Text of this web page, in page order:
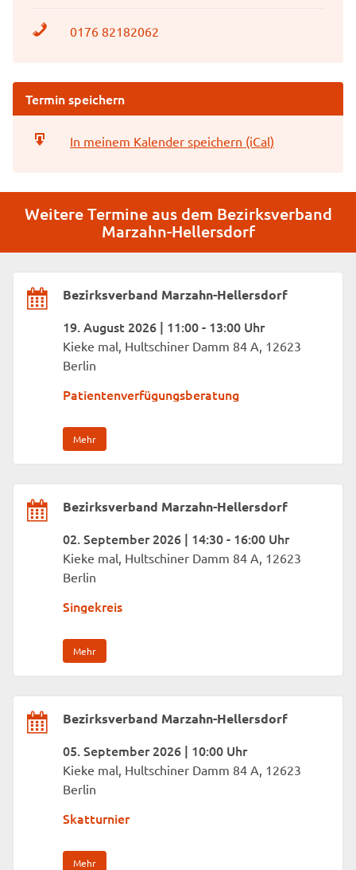
0176 82182062
Termin speichern
In meinem Kalender speichern (iCal)
Weitere Termine aus dem Bezirksverband
Marzahn-Hellersdorf
Bezirksverband Marzahn-Hellersdorf
19. August 2026 | 11:00 - 13:00 Uhr
Kieke mal, Hultschiner Damm 84 A, 12623
Berlin
Patientenverfügungsberatung
Mehr
Bezirksverband Marzahn-Hellersdorf
02. September 2026 | 14:30 - 16:00 Uhr
Kieke mal, Hultschiner Damm 84 A, 12623
Berlin
Singekreis
Mehr
Bezirksverband Marzahn-Hellersdorf
05. September 2026 | 10:00 Uhr
Kieke mal, Hultschiner Damm 84 A, 12623
Berlin
Skatturnier
Mehr